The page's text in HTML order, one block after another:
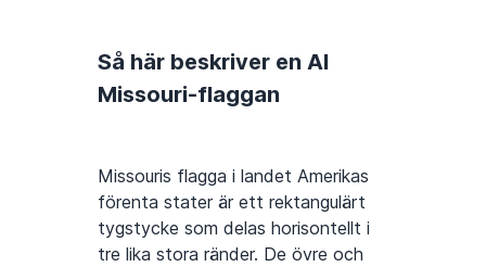
Så här beskriver en AI
Missouri-flaggan
Missouris flagga i landet Amerikas
förenta stater är ett rektangulärt
tygstycke som delas horisontellt i
tre lika stora ränder. De övre och